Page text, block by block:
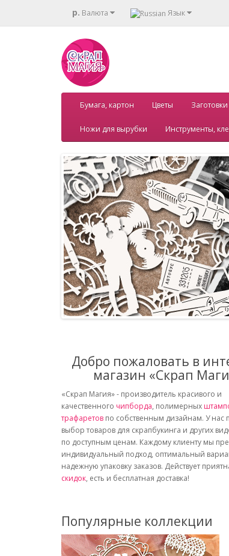
р. Валюта Язык
Бумага, картон Цветы
Ножи для вырубки Инструменты,
Добро пожаловать в
магазин «Скрап
«Скрап Магия» - производитель красивого и
качественного чипборда, полимерных
трафаретов по собственным дизайнам. У нас
выбор товаров для скрапбукинга и других
по доступным ценам. Каждому клиенту мы
индивидуальный подход, оптимальный
надежную упаковку заказов. Действует
скидок, есть и бесплатная доставка!
Популярные коллекции